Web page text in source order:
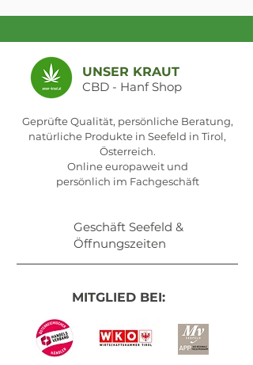
UNSER KRAUT
CBD - Hanf Shop
Geprüfte Qualität, persönliche Beratung,
natürliche Produkte in Seefeld in Tirol,
Österreich.
Online europaweit und
persönlich im Fachgeschäft
Geschäft Seefeld &
Öffnungszeiten
MITGLIED BEI: